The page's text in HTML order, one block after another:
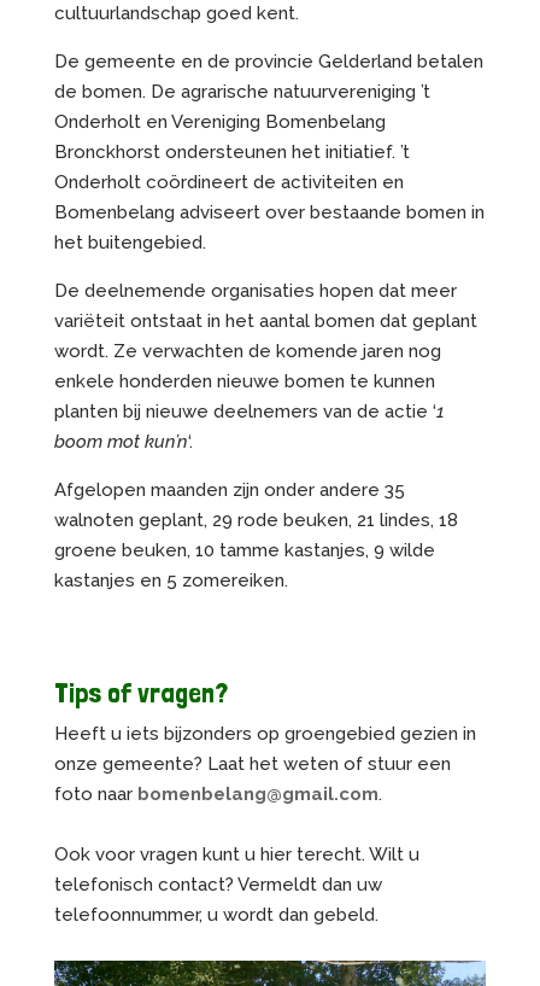
cultuurlandschap goed kent.
De gemeente en de provincie Gelderland betalen
de bomen. De agrarische natuurvereniging ’t
Onderholt en Vereniging Bomenbelang
Bronckhorst ondersteunen het initiatief. ’t
Onderholt coördineert de activiteiten en
Bomenbelang adviseert over bestaande bomen in
het buitengebied.
De deelnemende organisaties hopen dat meer
variëteit ontstaat in het aantal bomen dat geplant
wordt. Ze verwachten de komende jaren nog
enkele honderden nieuwe bomen te kunnen
planten bij nieuwe deelnemers van de actie ‘1
boom mot kun’n‘.
Afgelopen maanden zijn onder andere 35
walnoten geplant, 29 rode beuken, 21 lindes, 18
groene beuken, 10 tamme kastanjes, 9 wilde
kastanjes en 5 zomereiken.
Tips of vragen?
Heeft u iets bijzonders op groengebied gezien in
onze gemeente? Laat het weten of stuur een
foto naar bomenbelang@gmail.com.
Ook voor vragen kunt u hier terecht. Wilt u
telefonisch contact? Vermeldt dan uw
telefoonnummer, u wordt dan gebeld.